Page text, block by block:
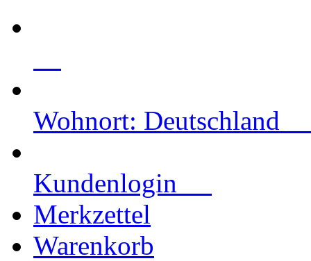
Wohnort:
Kundenlogin
Merkzettel
Warenkorb